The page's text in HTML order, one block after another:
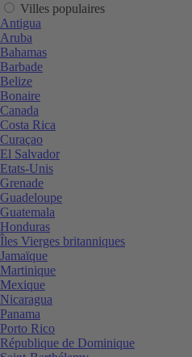
Villes populaires
Antigua
Aruba
Bahamas
Barbade
Belize
Bonaire
Canada
Costa Rica
Curaçao
El Salvador
Etats-Unis
Grenade
Guadeloupe
Guatemala
Honduras
Îles Vierges britanniques
Jamaïque
Martinique
Mexique
Nicaragua
Panama
Porto Rico
République de Dominique